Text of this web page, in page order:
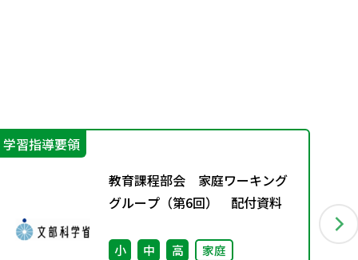
学習指導要領
教育課程部会 家庭ワーキング
グループ（第6回） 配付資料
小 中 高 家庭